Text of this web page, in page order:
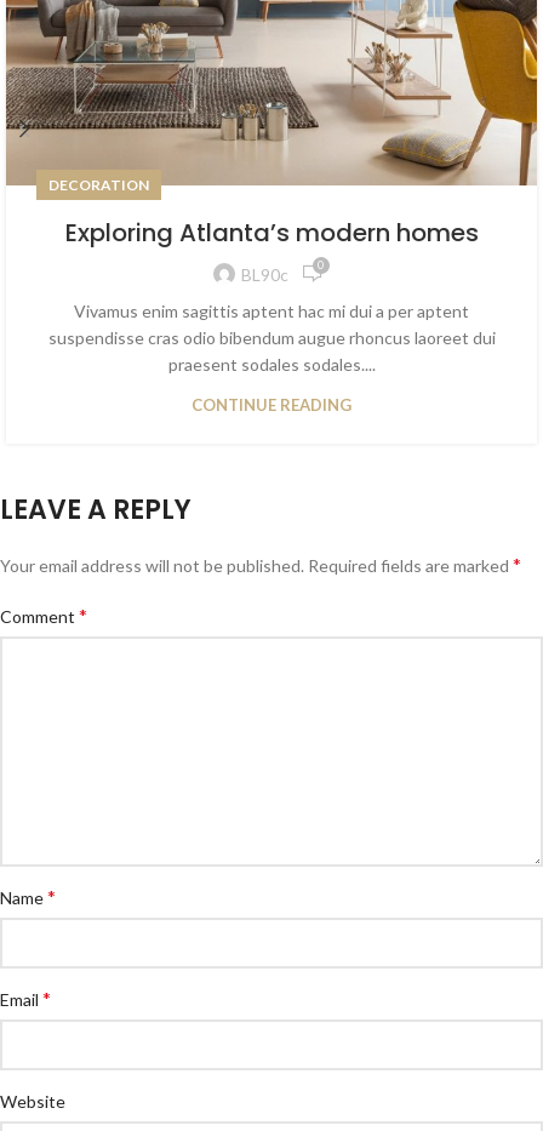
DECORATION
Exploring Atlanta’s modern homes
BL90c 0
Vivamus enim sagittis aptent hac mi dui a per aptent
suspendisse cras odio bibendum augue rhoncus laoreet dui
praesent sodales sodales....
CONTINUE READING
LEAVE A REPLY
Your email address will not be published. Required fields are marked *
Comment *
Name*
Email *
Website